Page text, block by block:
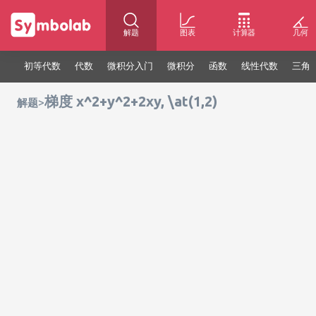
解题 图表 计算器 几何
初等代数 代数 微积分入门 微积分 函数 线性代数 三角
解题>梯度 x^2+y^2+2xy, \at(1,2)